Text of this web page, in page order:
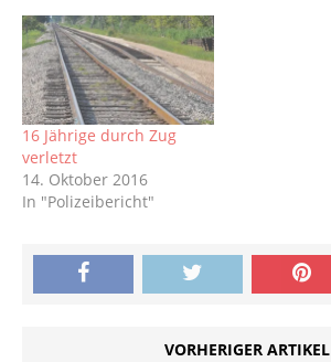
16 Jährige durch Zug
verletzt
14. Oktober 2016
In "Polizeibericht"
VORHERIGER ARTIKEL